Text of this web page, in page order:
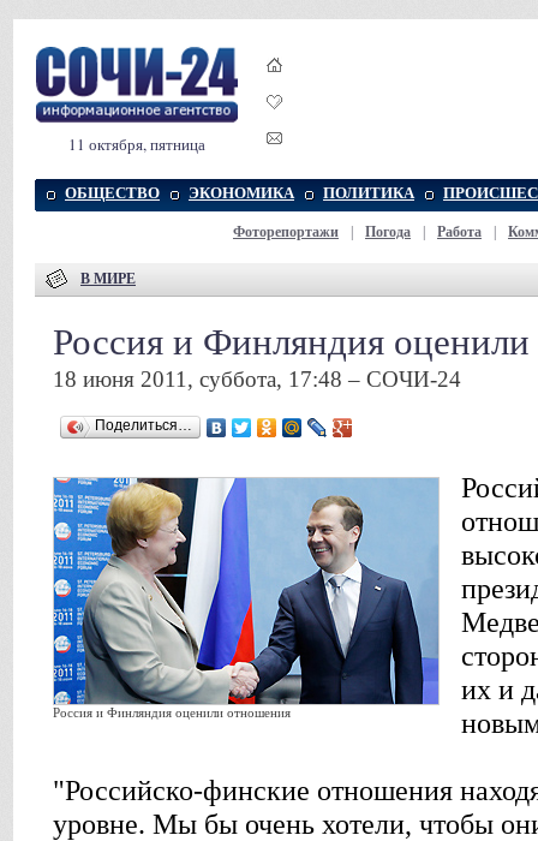
11 октября, пятница
ОБЩЕСТВО ЭКОНОМИКА ПОЛИТИКА
Фоторепортажи Погода Работа
В МИРЕ
Россия и Финляндия
18 июня 2011, суббота, 17:48 – СОЧИ-24
Поделиться…
Россия и Финляндия оценили отношения
их и
"Российско-финские отношения
уровне. Мы бы очень хотели, чтобы